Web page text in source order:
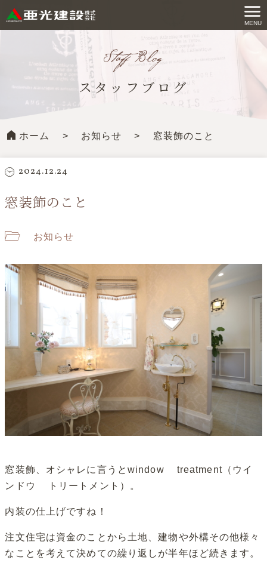
ン
キ
ッ
す
亜光建設株式会社
MENU
スタッフブログ
ホーム > お知らせ > 窓装飾のこと
2024.12.24
窓装飾のこと
お知らせ
窓装飾、オシャレに言うとwindow treatment（ウイ
ンドウ トリートメント）。
内装の仕上げですね！
注文住宅は資金のことから土地、建物や外構その他様々
なことを考えて決めての繰り返しが半年ほど続きます。